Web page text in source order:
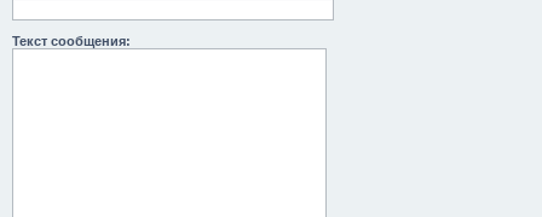
Текст сообщения: